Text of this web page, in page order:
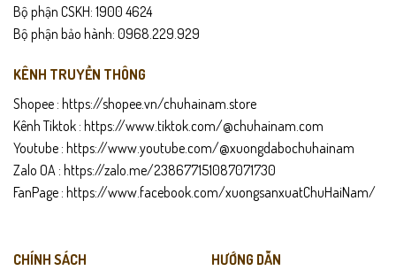
Bộ phận CSKH: 1900 4624
Bộ phận bảo hành: 0968.229.929
KÊNH TRUYỀN THÔNG
Shopee : https://shopee.vn/chuhainam.store
Kênh Tiktok : https://www.tiktok.com/@chuhainam.com
Youtube : https://www.youtube.com/@xuongdabochuhainam
Zalo OA : https://zalo.me/238677151087071730
FanPage : https://www.facebook.com/xuongsanxuatChuHaiNam/
CHÍNH SÁCH
HƯỚNG DẪN